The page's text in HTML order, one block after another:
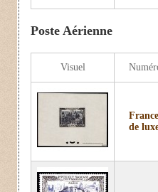
Poste Aérienne
Visuel
de